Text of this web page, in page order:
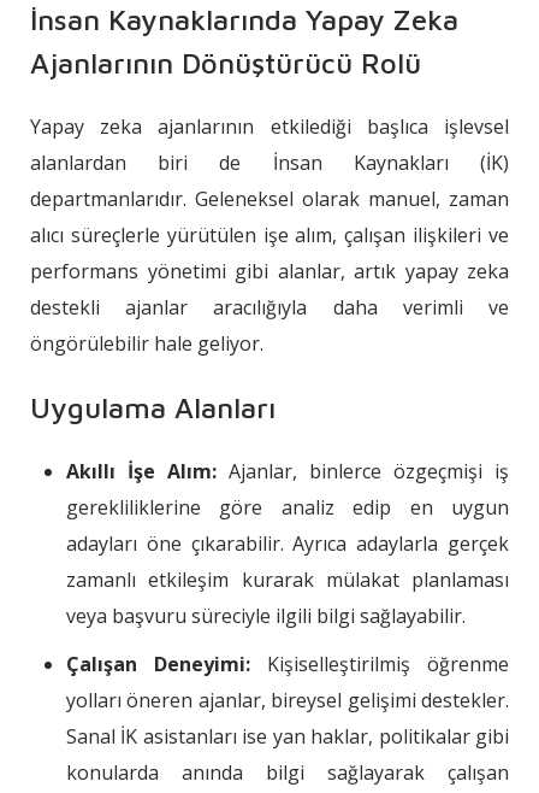
İnsan Kaynaklarında Yapay Zeka
Ajanlarının Dönüştürücü Rolü
Yapay zeka ajanlarının etkilediği başlıca işlevsel
alanlardan biri de İnsan Kaynakları (İK)
departmanlarıdır. Geleneksel olarak manuel, zaman
alıcı süreçlerle yürütülen işe alım, çalışan ilişkileri ve
performans yönetimi gibi alanlar, artık yapay zeka
destekli ajanlar aracılığıyla daha verimli ve
öngörülebilir hale geliyor.
Uygulama Alanları
Akıllı İşe Alım: Ajanlar, binlerce özgeçmişi iş
gerekliliklerine göre analiz edip en uygun
adayları öne çıkarabilir. Ayrıca adaylarla gerçek
zamanlı etkileşim kurarak mülakat planlaması
veya başvuru süreciyle ilgili bilgi sağlayabilir.
Çalışan Deneyimi: Kişiselleştirilmiş öğrenme
yolları öneren ajanlar, bireysel gelişimi destekler.
Sanal İK asistanları ise yan haklar, politikalar gibi
konularda anında bilgi sağlayarak çalışan